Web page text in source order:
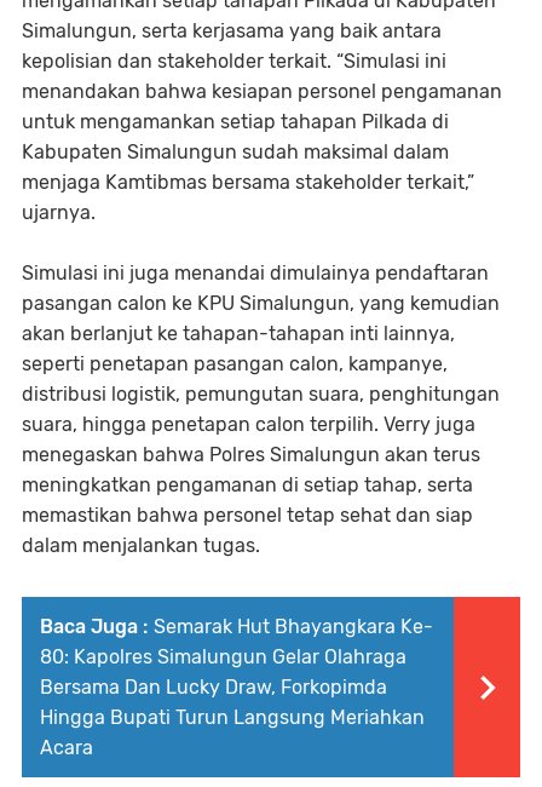
Simalungun, serta kerjasama yang baik antara
kepolisian dan stakeholder terkait. “Simulasi ini
menandakan bahwa kesiapan personel pengamanan
untuk mengamankan setiap tahapan Pilkada di
Kabupaten Simalungun sudah maksimal dalam
menjaga Kamtibmas bersama stakeholder terkait,”
ujarnya.
Simulasi ini juga menandai dimulainya pendaftaran
pasangan calon ke KPU Simalungun, yang kemudian
akan berlanjut ke tahapan-tahapan inti lainnya,
seperti penetapan pasangan calon, kampanye,
distribusi logistik, pemungutan suara, penghitungan
suara, hingga penetapan calon terpilih. Verry juga
menegaskan bahwa Polres Simalungun akan terus
meningkatkan pengamanan di setiap tahap, serta
memastikan bahwa personel tetap sehat dan siap
dalam menjalankan tugas.
Baca Juga : Semarak Hut Bhayangkara Ke-
80: Kapolres Simalungun Gelar Olahraga
Bersama Dan Lucky Draw, Forkopimda
Hingga Bupati Turun Langsung Meriahkan
Acara